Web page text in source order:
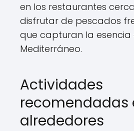
en los restaurantes
disfrutar de pescados
que capturan la
Mediterráneo.
Actividades
recomendadas
alrededores